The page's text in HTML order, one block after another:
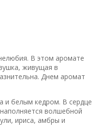
В этом аромате
живущая в
Днем аромат
и белым кедром. В сердце
волшебной
ириса, амбры и